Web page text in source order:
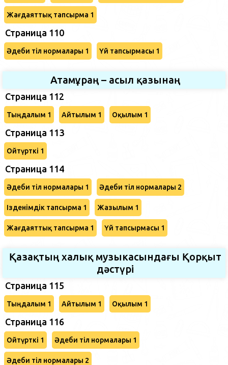
Жағдаяттық тапсырма 1
Страница 110
Әдеби тіл нормалары 1 Үй тапсырмасы 1
Атамұраң – асыл қазынаң
Страница 112
Тыңдалым 1 Айтылым 1 Оқылым 1
Страница 113
Ойтүрткі 1
Страница 114
Әдеби тіл нормалары 1 Әдеби тіл нормалары 2
Ізденімдік тапсырма 1 Жазылым 1
Жағдаяттық тапсырма 1 Үй тапсырмасы 1
Қазақтың халық музыкасындағы Қорқыт
дәстүрі
Страница 115
Тыңдалым 1 Айтылым 1 Оқылым 1
Страница 116
Ойтүрткі 1 Әдеби тіл нормалары 1
Әдеби тіл нормалары 2